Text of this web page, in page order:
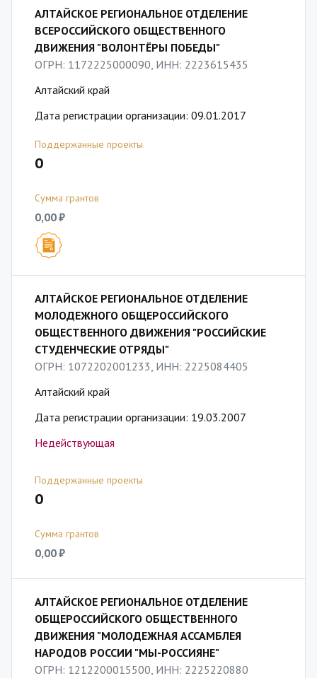
АЛТАЙСКОЕ РЕГИОНАЛЬНОЕ ОТДЕЛЕНИЕ
ВСЕРОССИЙСКОГО ОБЩЕСТВЕННОГО
ДВИЖЕНИЯ "ВОЛОНТЁРЫ ПОБЕДЫ"
ОГРН: 1172225000090, ИНН: 2223615435
Алтайский край
Дата регистрации организации: 09.01.2017
Поддержанные проекты
0
Сумма грантов
0,00 ₽
АЛТАЙСКОЕ РЕГИОНАЛЬНОЕ ОТДЕЛЕНИЕ
МОЛОДЕЖНОГО ОБЩЕРОССИЙСКОГО
ОБЩЕСТВЕННОГО ДВИЖЕНИЯ "РОССИЙСКИЕ
СТУДЕНЧЕСКИЕ ОТРЯДЫ"
ОГРН: 1072202001233, ИНН: 2225084405
Алтайский край
Дата регистрации организации: 19.03.2007
Недействующая
Поддержанные проекты
0
Сумма грантов
0,00 ₽
АЛТАЙСКОЕ РЕГИОНАЛЬНОЕ ОТДЕЛЕНИЕ
ОБЩЕРОССИЙСКОГО ОБЩЕСТВЕННОГО
ДВИЖЕНИЯ "МОЛОДЕЖНАЯ АССАМБЛЕЯ
НАРОДОВ РОССИИ "МЫ-РОССИЯНЕ"
ОГРН: 1212200015500, ИНН: 2225220880